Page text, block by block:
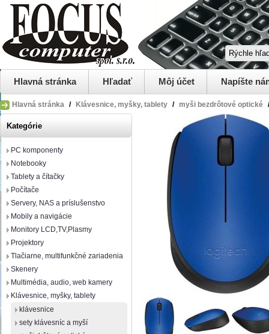
Hlavná stránka Hľadať Môj účet Napíšte
Hlavná stránka / Klávesnice, myšky, tablety / myši bezdrôtové optické /
Kategórie
PC komponenty
Notebooky
Tablety a čítačky
Počítače
Servery, NAS a príslušenstvo
Mobily a navigácie
Monitory LCD,TV,Plasmy
Projektory
Tlačiarne, multifunkčné zariadenia
Skenery
Multimédia, audio, web kamery
Klávesnice, myšky, tablety
klávesnice
sety klávesníc a myší